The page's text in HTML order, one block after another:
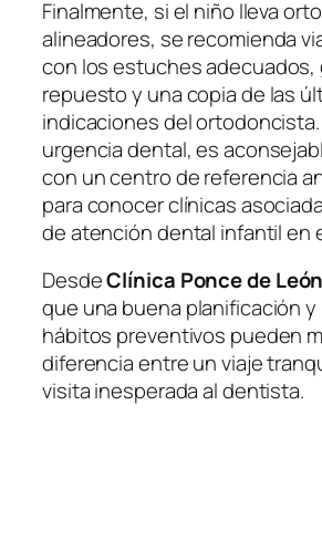
Finalmente, si el niño lleva
alineadores, se recomienda
con los estuches adecuados,
repuesto y una copia de las
indicaciones del ortodoncista.
urgencia dental, es
con un centro de referencia
para conocer clínicas
de atención dental infantil en
DesdeClínica Ponce de León
que una buena planificación
hábitos preventivos pueden
diferencia entre un viaje
visita inesperada al dentista.